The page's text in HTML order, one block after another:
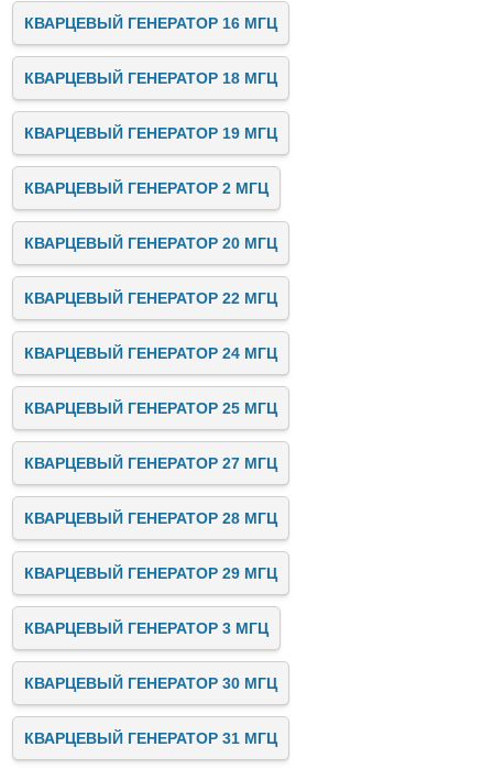
КВАРЦЕВЫЙ ГЕНЕРАТОР 16 МГЦ
КВАРЦЕВЫЙ ГЕНЕРАТОР 18 МГЦ
КВАРЦЕВЫЙ ГЕНЕРАТОР 19 МГЦ
КВАРЦЕВЫЙ ГЕНЕРАТОР 2 МГЦ
КВАРЦЕВЫЙ ГЕНЕРАТОР 20 МГЦ
КВАРЦЕВЫЙ ГЕНЕРАТОР 22 МГЦ
КВАРЦЕВЫЙ ГЕНЕРАТОР 24 МГЦ
КВАРЦЕВЫЙ ГЕНЕРАТОР 25 МГЦ
КВАРЦЕВЫЙ ГЕНЕРАТОР 27 МГЦ
КВАРЦЕВЫЙ ГЕНЕРАТОР 28 МГЦ
КВАРЦЕВЫЙ ГЕНЕРАТОР 29 МГЦ
КВАРЦЕВЫЙ ГЕНЕРАТОР 3 МГЦ
КВАРЦЕВЫЙ ГЕНЕРАТОР 30 МГЦ
КВАРЦЕВЫЙ ГЕНЕРАТОР 31 МГЦ